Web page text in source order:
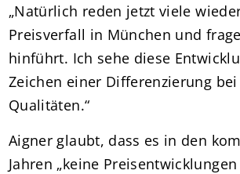
„Natürlich reden jetzt viele
Preisverfall in München und
hinführt. Ich sehe diese
Zeichen einer Differenzierung
Qualitäten.“
Aigner glaubt, dass es in den
Jahren „keine